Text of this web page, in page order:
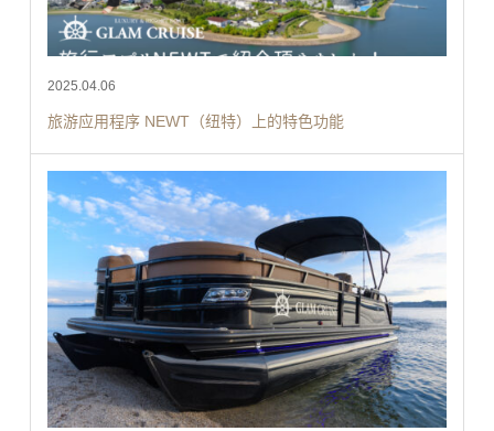
2025.04.06
旅游应用程序 NEWT（纽特）上的特色功能